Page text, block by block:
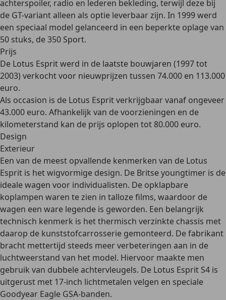
achterspoiler, radio en lederen bekleding, terwijl deze bij
de GT-variant alleen als optie leverbaar zijn. In 1999 werd
een speciaal model gelanceerd in een beperkte oplage van
50 stuks, de 350 Sport.
Prijs
De Lotus Esprit werd in de laatste bouwjaren (1997 tot
2003) verkocht voor nieuwprijzen tussen 74.000 en 113.000
euro.
Als occasion is de Lotus Esprit verkrijgbaar vanaf ongeveer
43.000 euro. Afhankelijk van de voorzieningen en de
kilometerstand kan de prijs oplopen tot 80.000 euro.
Design
Exterieur
Een van de meest opvallende kenmerken van de Lotus
Esprit is het wigvormige design. De Britse youngtimer is de
ideale wagen voor individualisten. De opklapbare
koplampen waren te zien in talloze films, waardoor de
wagen een ware legende is geworden. Een belangrijk
technisch kenmerk is het thermisch verzinkte chassis met
daarop de kunststofcarrosserie gemonteerd. De fabrikant
bracht mettertijd steeds meer verbeteringen aan in de
luchtweerstand van het model. Hiervoor maakte men
gebruik van dubbele achtervleugels. De Lotus Esprit S4 is
uitgerust met 17-inch lichtmetalen velgen en speciale
Goodyear Eagle GSA-banden.